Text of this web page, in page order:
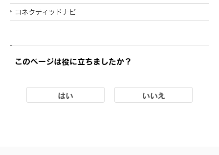
コネクティッドナビ
このページは役に立ちましたか？
はい いいえ